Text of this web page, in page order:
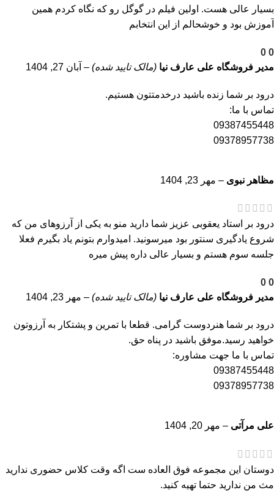
بسیار عالی هست. اولین فیلم در گوگل رو که نگاه کردم همین
آموزش بود و خوشحالم از این انتخابم
0
0
مدیر فروشگاه علی عارف نیا (مالک تایید شده) – آبان 27, 1404
درود بر شما زنده باشید درخدمتتون هستیم.
تماس با ما:
09387455448
09378957738
مظاهر نبوی – مهر 23, 1404
درود بر استاد یعقوبی عزیز شما دارید منو به یکی از آرزوهای من که
شروع یادگیری سنتور بود میرسونید. امیدوارم بتونم یاد بگیرم فعلا
جلسه سوم هستم و بسیار عالی داره پیش میره
0
0
مدیر فروشگاه علی عارف نیا (مالک تایید شده) – مهر 23, 1404
درود بر شما هنردوست گرامی. قطعا با تمرین و پشتکار به آرزوتون
خواهید رسید.موفق باشید در پناه حق.
تماس با ما جهت مشاوره:
09387455448
09378957738
علی مرآتی – مهر 20, 1404
دوستان این مجموعه فوق العاده ست اگه وقت کلاس حضوری ندارید
مث من ندارید حتما تهیه کنید.